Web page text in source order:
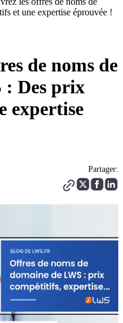
et une expertise éprouvée !
de noms de
: Des prix
expertise
Partager: